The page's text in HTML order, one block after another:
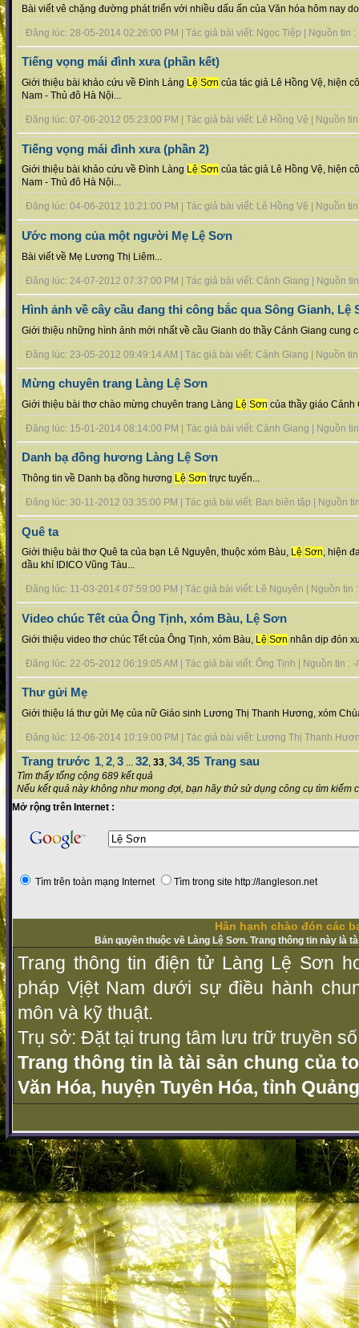
Bài viết vê chặng đường phát triển với nhiều dấu ấn của Văn hóa hôm nay
Đăng lúc: 28-05-2014 02:26:00 PM | Tác giả bài viết: Ngọc Tiệp | Nguồn tin :
Tiếng vọng mái đình xưa (phần kết)
Giới thiệu bài khảo cứu về Đình Làng Lệ Sơn của tác giả Lê Hồng Vệ, hiện
Nam - Thủ đô Hà Nội...
Đăng lúc: 07-06-2012 05:23:00 PM | Tác giả bài viết: Lê Hồng Vệ | Nguồn tin
Tiếng vọng mái đình xưa (phần 2)
Giới thiệu bài khảo cứu về Đình Làng Lệ Sơn của tác giả Lê Hồng Vệ, hiện
Nam - Thủ đô Hà Nội...
Đăng lúc: 04-06-2012 10:21:00 PM | Tác giả bài viết: Lê Hồng Vệ | Nguồn tin
Ước mong của một người Mẹ Lệ Sơn
Bài viết về Mẹ Lương Thị Liêm...
Đăng lúc: 24-07-2012 07:37:00 PM | Tác giả bài viết: Cảnh Giang | Nguồn
Hình ảnh về cây cầu đang thi công bắc qua Sông Gianh, Lệ
Giới thiệu những hình ảnh mới nhất về cầu Gianh do thầy Cảnh Giang cung
Đăng lúc: 23-05-2012 09:49:14 AM | Tác giả bài viết: Cảnh Giang | Nguồn tin
Mừng chuyên trang Làng Lệ Sơn
Giới thiệu bài thơ chào mừng chuyên trang Làng Lệ Sơn của thầy giáo Cảnh
Đăng lúc: 15-01-2014 08:14:00 PM | Tác giả bài viết: Cảnh Giang | Nguồn
Danh bạ đồng hương Làng Lệ Sơn
Thông tin về Danh bạ đồng hương Lệ Sơn trực tuyến...
Đăng lúc: 30-11-2012 03:35:00 PM | Tác giả bài viết: Ban biên tập | Nguồn
Quê ta
Giới thiệu bài thơ Quê ta của bạn Lê Nguyên, thuộc xóm Bàu, Lệ Sơn, hiện
dầu khí IDICO Vũng Tàu...
Đăng lúc: 11-03-2014 07:59:00 PM | Tác giả bài viết: Lê Nguyên | Nguồn tin
Video chúc Tết của Ông Tịnh, xóm Bàu, Lệ Sơn
Giới thiệu video thơ chúc Tết của Ông Tịnh, xóm Bàu, Lệ Sơn nhân dịp đón
Đăng lúc: 22-05-2012 06:19:05 AM | Tác giả bài viết: Ông Tịnh | Nguồn tin :
Thư gửi Mẹ
Giới thiệu lá thư gửi Mẹ của nữ Giáo sinh Lương Thị Thanh Hương, xóm
Đăng lúc: 12-06-2014 10:19:00 PM | Tác giả bài viết: Lương Thị Thanh
Trang trước 1, 2, 3 ... 32, 33, 34, 35 Trang sau
Tìm thấy tổng cộng 689 kết quả
Nếu kết quả này không như mong đợi, bạn hãy thử sử dụng công cụ tìm kiếm
Mở rộng trên Internet :
Tìm trên toàn mạng Internet Tìm trong site http://langleson.net
Hân hạnh chào đón các
Bản quyền thuộc về Làng Lệ Sơn. Trang thông tin này là
Trang thông tin điện tử Làng Lệ Sơn
pháp Vịệt Nam dưới sự điều hành
môn và kỹ thuật.
Trụ sở: Đặt tại trung tâm lưu trữ truyền
Trang thông tin là tài sản chung của
Văn Hóa, huyện Tuyên Hóa, tỉnh